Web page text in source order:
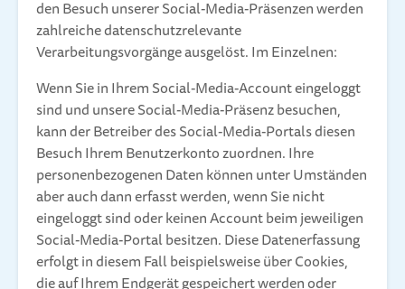
den Besuch unserer Social-Media-Präsenzen werden
zahlreiche datenschutzrelevante
Verarbeitungsvorgänge ausgelöst. Im Einzelnen:
Wenn Sie in Ihrem Social-Media-Account eingeloggt
sind und unsere Social-Media-Präsenz besuchen,
kann der Betreiber des Social-Media-Portals diesen
Besuch Ihrem Benutzerkonto zuordnen. Ihre
personenbezogenen Daten können unter Umständen
aber auch dann erfasst werden, wenn Sie nicht
eingeloggt sind oder keinen Account beim jeweiligen
Social-Media-Portal besitzen. Diese Datenerfassung
erfolgt in diesem Fall beispielsweise über Cookies,
die auf Ihrem Endgerät gespeichert werden oder